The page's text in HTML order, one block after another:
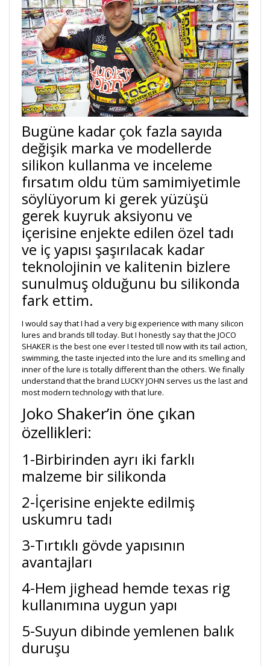
Bugüne kadar çok fazla sayıda
değişik marka ve modellerde
silikon kullanma ve inceleme
fırsatım oldu tüm samimiyetimle
söylüyorum ki gerek yüzüşü
gerek kuyruk aksiyonu ve
içerisine enjekte edilen özel tadı
ve iç yapısı şaşırılacak kadar
teknolojinin ve kalitenin bizlere
sunulmuş olduğunu bu silikonda
fark ettim.
I would say that I had a very big experience with many silicon
lures and brands till today. But I honestly say that the JOCO
SHAKER is the best one ever I tested till now with its tail action,
swimming, the taste injected into the lure and its smelling and
inner of the lure is totally different than the others. We finally
understand that the brand LUCKY JOHN serves us the last and
most modern technology with that lure.
Joko Shaker’in öne çıkan
özellikleri:
1-Birbirinden ayrı iki farklı
malzeme bir silikonda
2-İçerisine enjekte edilmiş
uskumru tadı
3-Tırtıklı gövde yapısının
avantajları
4-Hem jighead hemde texas rig
kullanımına uygun yapı
5-Suyun dibinde yemlenen balık
duruşu